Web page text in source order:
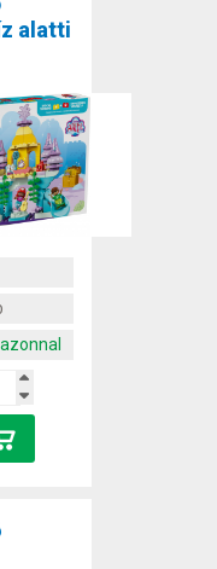
alatti